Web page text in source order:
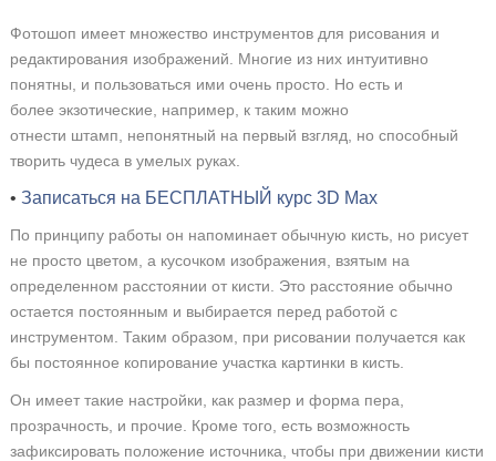
Фотошоп имеет множество инструментов для рисования и
редактирования изображений. Многие из них интуитивно
понятны, и пользоваться ими очень просто. Но есть и
более экзотические, например, к таким можно
отнести штамп, непонятный на первый взгляд, но способный
творить чудеса в умелых руках.
• Записаться на БЕСПЛАТНЫЙ курс 3D Max
По принципу работы он напоминает обычную кисть, но рисует
не просто цветом, а кусочком изображения, взятым на
определенном расстоянии от кисти. Это расстояние обычно
остается постоянным и выбирается перед работой с
инструментом. Таким образом, при рисовании получается как
бы постоянное копирование участка картинки в кисть.
Он имеет такие настройки, как размер и форма пера,
прозрачность, и прочие. Кроме того, есть возможность
зафиксировать положение источника, чтобы при движении кисти